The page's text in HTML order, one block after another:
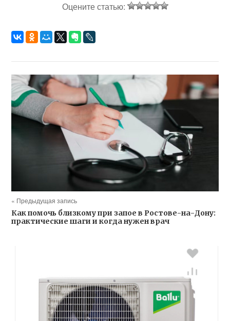
Оцените статью:
« Предыдущая запись
Как помочь близкому при запое в Ростове-на-Дону:
практические шаги и когда нужен врач